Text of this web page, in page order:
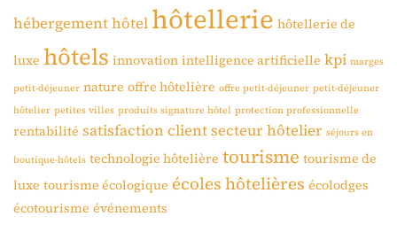
hébergementhôtel hôtellerie hôtellerie de
luxe hôtels innovation intelligence artificielle kpi marges
petit-déjeuner nature offre hôtelière offre petit-déjeuner petit-déjeuner
hôtelier petites villes produits signature hôtel protection professionnelle
rentabilité satisfaction clientsecteur hôtelier séjours en
boutique-hôtels technologie hôtelière tourisme tourisme de
luxe tourisme écologique écoles hôtelières écolodges
écotourisme événements